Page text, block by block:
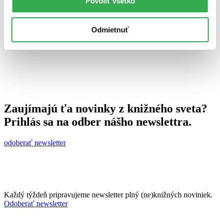
Odmietnuť
Zaujímajú ťa novinky z knižného sveta?
Prihlás sa na odber nášho newslettra.
odoberať newsletter
Každý týždeň pripravujeme newsletter plný (ne)knižných noviniek.
Odoberať newsletter